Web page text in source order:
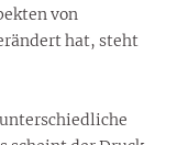
von
hat, steht